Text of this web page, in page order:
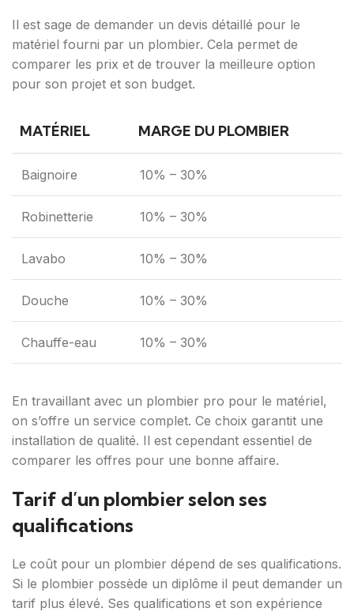
Il est sage de demander un devis détaillé pour le
matériel fourni par un plombier. Cela permet de
comparer les prix et de trouver la meilleure option
pour son projet et son budget.
MATÉRIEL MARGE DU PLOMBIER
Baignoire 10% – 30%
Robinetterie 10% – 30%
Lavabo 10% – 30%
Douche 10% – 30%
Chauffe-eau 10% – 30%
En travaillant avec un plombier pro pour le matériel,
on s’offre un service complet. Ce choix garantit une
installation de qualité. Il est cependant essentiel de
comparer les offres pour une bonne affaire.
Tarif d’un plombier selon ses
qualifications
Le coût pour un plombier dépend de ses qualifications.
Si le plombier possède un diplôme il peut demander un
tarif plus élevé. Ses qualifications et son expérience